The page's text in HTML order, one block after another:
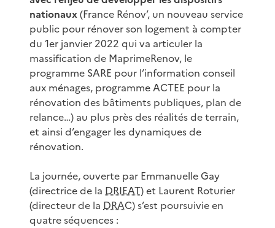
nationaux(France Rénov’, un nouveau service
public pour rénover son logement à compter
du 1er janvier 2022 qui va articuler la
massification de MaprimeRenov, le
programme SARE pour l’information conseil
aux ménages, programme ACTEE pour la
rénovation des bâtiments publiques, plan de
relance…) au plus près des réalités de terrain,
et ainsi d’engager les dynamiques de
rénovation.
La journée, ouverte par Emmanuelle Gay
(directrice de la DRIEAT) et Laurent Roturier
(directeur de la DRAC) s’est poursuivie en
quatre séquences :